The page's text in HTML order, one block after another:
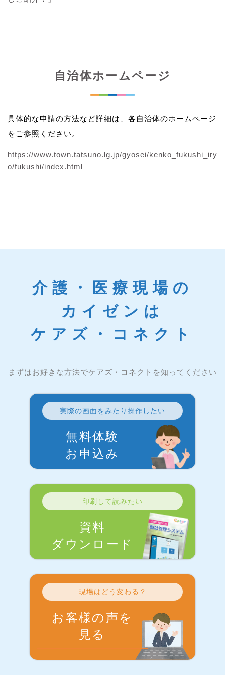
自治体ホームページ
具体的な申請の方法など詳細は、各自治体のホームページ
をご参照ください。
https://www.town.tatsuno.lg.jp/gyosei/kenko_fukushi_iry
o/fukushi/index.html
介護・医療現場の
カイゼンは
ケアズ・コネクト
まずはお好きな方法でケアズ・コネクトを知ってください
実際の画面をみたり操作したい
無料体験
お申込み
印刷して読みたい
資料
ダウンロード
現場はどう変わる？
お客様の声を
見る